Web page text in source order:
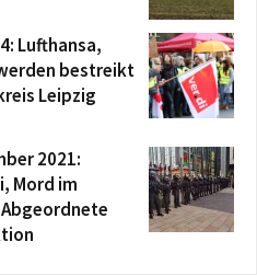
Lufthansa,
bestreikt
Leipzig
2021:
Mord im